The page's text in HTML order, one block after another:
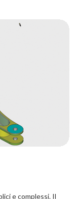
e complessi. Il